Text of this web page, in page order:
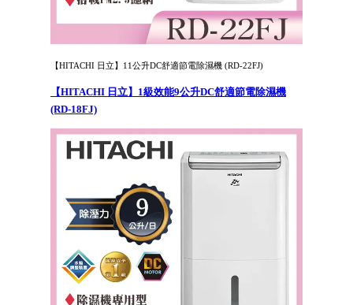
【HITACHI 日立】11公升DC舒適節電除濕機 (RD-22FJ)
【HITACHI 日立】1級效能9公升DC舒適節電除濕機
(RD-18FJ)